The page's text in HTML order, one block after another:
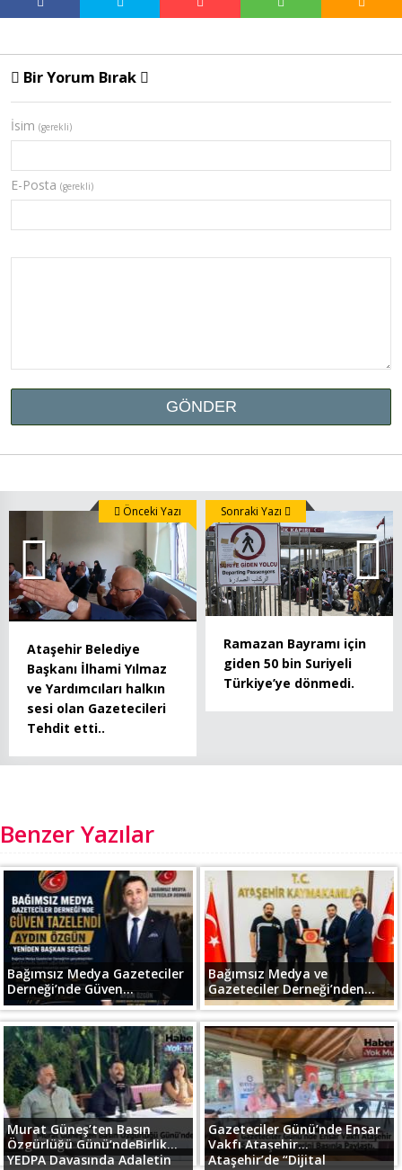
Bir Yorum Bırak
İsim (gerekli)
E-Posta (gerekli)
Ataşehir Belediye
Başkanı İlhami Yılmaz
ve Yardımcıları halkın
sesi olan Gazetecileri
Tehdit etti..
Önceki Yazı
Ramazan Bayramı için
giden 50 bin Suriyeli
Türkiye’ye dönmedi.
Sonraki Yazı
Benzer Yazılar
Bağımsız Medya Gazeteciler
Derneği’nde Güven...
Bağımsız Medya ve
Gazeteciler Derneği’nden...
Murat Güneş’ten Basın
Özgürlüğü Günü’ndeBirlik...
Gazeteciler Günü’nde Ensar
Vakfı Ataşehir...
YEDPA Davasında Adaletin
Ataşehir’de “Dijital